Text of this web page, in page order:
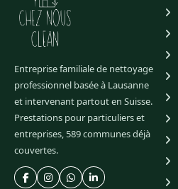
Entreprise familiale de nettoyage
professionnel basée à Lausanne
et intervenant partout en Suisse.
Prestations pour particuliers et
entreprises, 589 communes déjà
couvertes.